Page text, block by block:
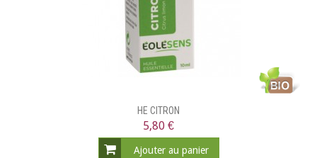
HE CITRON
5,80 €
Ajouter au panier